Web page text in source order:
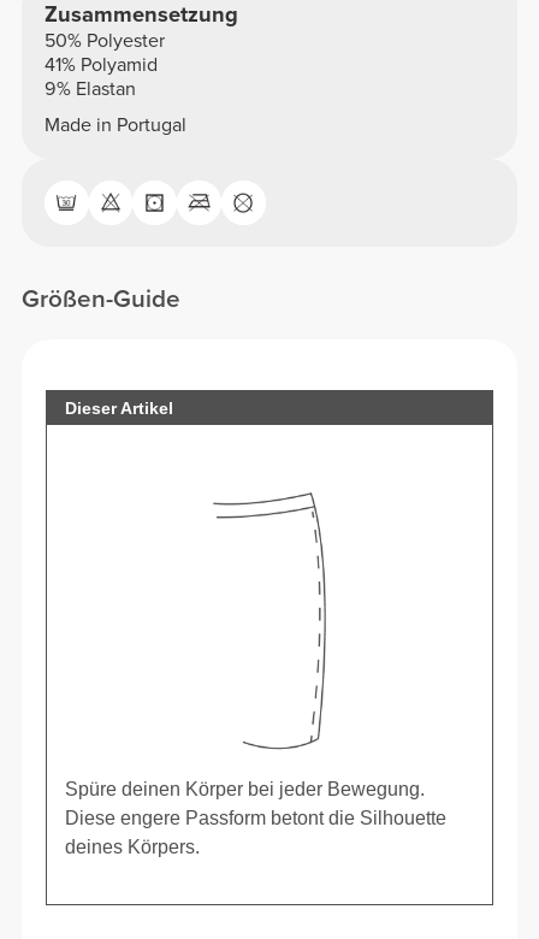
Zusammensetzung
50% Polyester
41% Polyamid
9% Elastan
Made in Portugal
Größen-Guide
Dieser Artikel
Spüre deinen Körper bei jeder Bewegung.
Diese engere Passform betont die Silhouette
deines Körpers.